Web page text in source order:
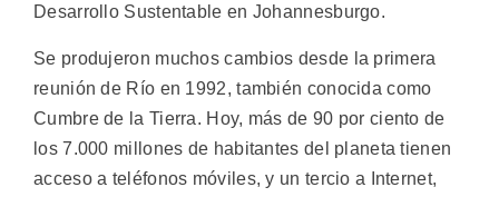
Desarrollo Sustentable en Johannesburgo.
Se produjeron muchos cambios desde la primera
reunión de Río en 1992, también conocida como
Cumbre de la Tierra. Hoy, más de 90 por ciento de
los 7.000 millones de habitantes del planeta tienen
acceso a teléfonos móviles, y un tercio a Internet,